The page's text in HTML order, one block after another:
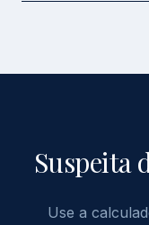
Suspeita
Use a